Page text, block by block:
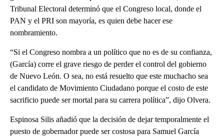
Tribunal Electoral determinó que el Congreso local, donde el
PAN y el PRI son mayoría, es quien debe hacer ese
nombramiento.
“Si el Congreso nombra a un político que no es de su confianza,
(García) corre el grave riesgo de perder el control del gobierno
de Nuevo León. O sea, no está resuelto que este muchacho sea
el candidato de Movimiento Ciudadano porque el costo de este
sacrificio puede ser mortal para su carrera política”, dijo Olvera.
Espinosa Silis añadió que la decisión de dejar temporalmente el
puesto de gobernador puede ser costosa para Samuel García